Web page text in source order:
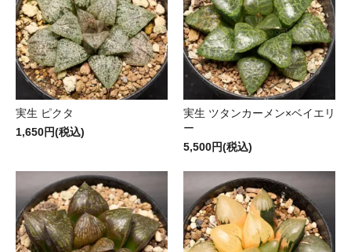
実生 ピクタ
1,650円(税込)
実生 ツタンカーメン×ベイエリ
ー
5,500円(税込)